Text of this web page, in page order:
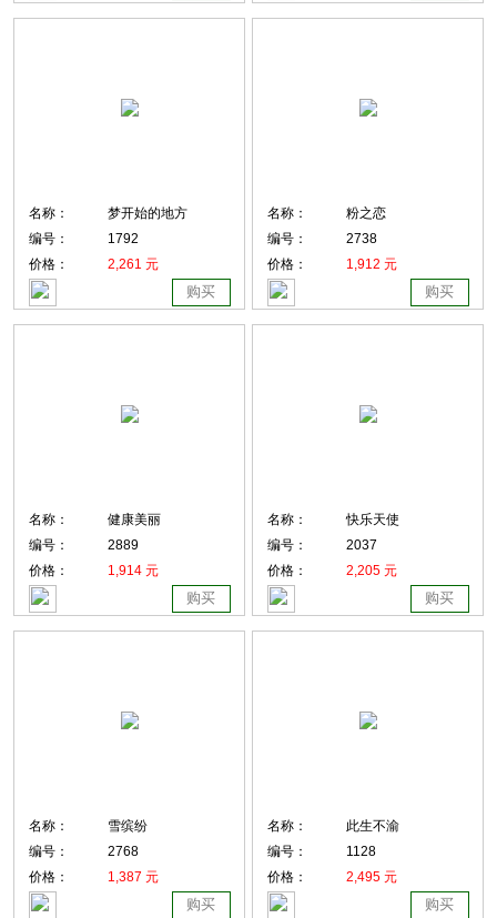
名称：
梦开始的地方
编号：
1792
价格：
2,261 元
购买
名称：
粉之恋
编号：
2738
价格：
1,912 元
购买
名称：
健康美丽
编号：
2889
价格：
1,914 元
购买
名称：
快乐天使
编号：
2037
价格：
2,205 元
购买
名称：
雪缤纷
编号：
2768
价格：
1,387 元
购买
名称：
此生不渝
编号：
1128
价格：
2,495 元
购买